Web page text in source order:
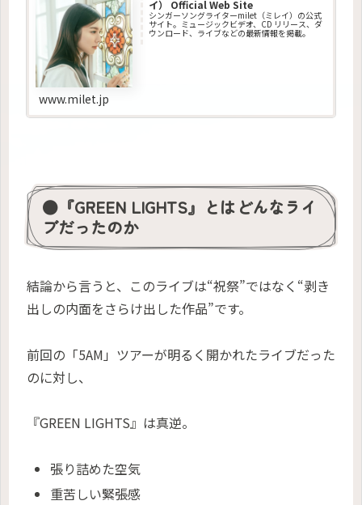
イ） Official Web Site
シンガーソングライターmilet（ミレイ）の公式
サイト。ミュージックビデオ、CD リリース、ダ
ウンロード、ライブなどの最新情報を掲載。
www.milet.jp
●『GREEN LIGHTS』とはどんなライ
ブだったのか
結論から言うと、このライブは“祝祭”ではなく“剥き
出しの内面をさらけ出した作品”です。
前回の「5AM」ツアーが明るく開かれたライブだった
のに対し、
『GREEN LIGHTS』は真逆。
張り詰めた空気
重苦しい緊張感